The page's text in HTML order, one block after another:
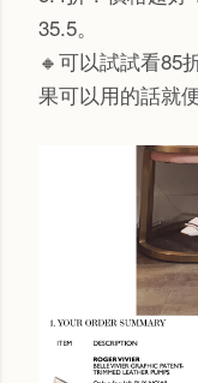
35.5。
🔸可以試試看85
果可以用的話就